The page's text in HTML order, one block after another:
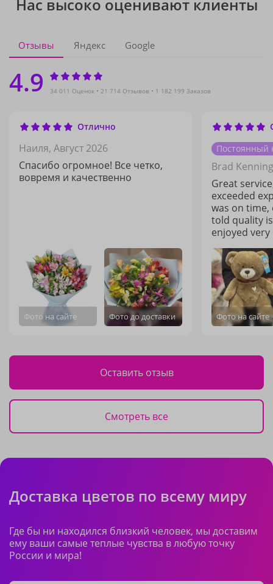
Нас высоко оценивают клиенты
Отзывы Яндекс Google
4.9 34 011 Оценок 21 714 Отзывов 1 182 199 Заказов
Отлично
Наиля, Август 2026
Спасибо огромное! Все четко,
вовремя и качественно
Фото на сайте Фото до доставки
Постоянный
Brad
Great
exceeded
was on time,
told quality
enjoyed very
Фото на сайте
Оставить отзыв
Смотреть все
Доставка цветов по всему миру
Где бы ни находился близкий человек, мы доставим
ему ваши самые теплые чувства в любую точку
России и мира!